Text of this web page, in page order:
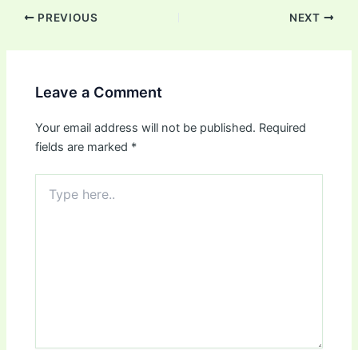
PREVIOUS NEXT
Leave a Comment
Your email address will not be published. Required
fields are marked *
here..